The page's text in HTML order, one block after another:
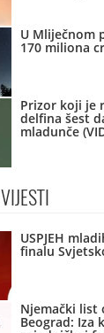
U Mliječnom
170 miliona
Prizor koji je
delfina šest
mladunče
VIJESTI
USPJEH
finalu
Njemački list
Beograd: Iza